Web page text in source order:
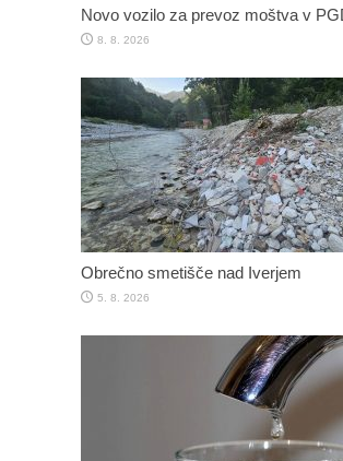
Novo vozilo za prevoz moštva v
8. 8. 2026
Obrečno smetišče nad Iverjem
5. 8. 2026